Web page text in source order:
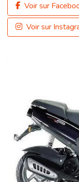
Voir sur
Voir sur